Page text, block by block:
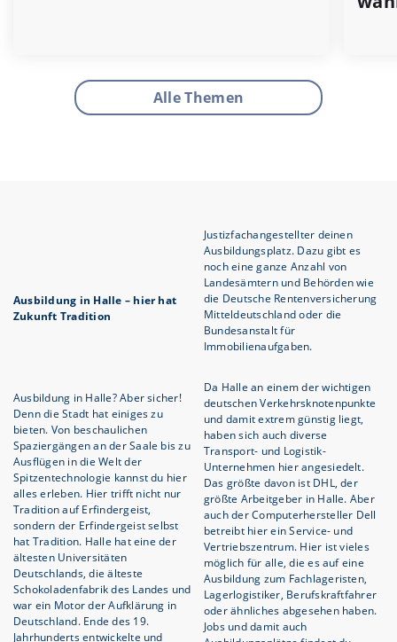
Alle Themen
Ausbildung in Halle – hier hat
Zukunft Tradition
Ausbildung in Halle? Aber sicher!
Denn die Stadt hat einiges zu
bieten. Von beschaulichen
Spaziergängen an der Saale bis zu
Ausflügen in die Welt der
Spitzentechnologie kannst du hier
alles erleben. Hier trifft nicht nur
Tradition auf Erfindergeist,
sondern der Erfindergeist selbst
hat Tradition. Halle hat eine der
ältesten Universitäten
Deutschlands, die älteste
Schokoladenfabrik des Landes und
war ein Motor der Aufklärung in
Deutschland. Ende des 19.
Jahrhunderts entwickelte und
Justizfachangestellter deinen
Ausbildungsplatz. Dazu gibt es
noch eine ganze Anzahl von
Landesämtern und Behörden wie
die Deutsche Rentenversicherung
Mitteldeutschland oder die
Bundesanstalt für
Immobilienaufgaben.
Da Halle an einem der wichtigen
deutschen Verkehrsknotenpunkte
und damit extrem günstig liegt,
haben sich auch diverse
Transport- und Logistik-
Unternehmen hier angesiedelt.
Das größte davon ist DHL, der
größte Arbeitgeber in Halle. Aber
auch der Computerhersteller Dell
betreibt hier ein Service- und
Vertriebszentrum. Hier ist vieles
möglich für alle, die es auf eine
Ausbildung zum Fachlageristen,
Lagerlogistiker, Berufskraftfahrer
oder ähnliches abgesehen haben.
Jobs und damit auch